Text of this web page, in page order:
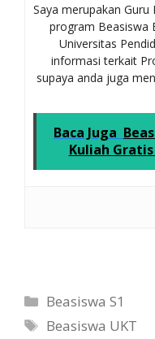
Saya merupakan
program Beasiswa
Universitas
informasi terkait
supaya anda juga
Baca Juga
Kuliah Gratis
Kategori
Beasiswa S1
Tag
Beasiswa UKT